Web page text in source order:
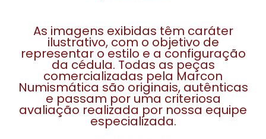
As imagens exibidas têm caráter
ilustrativo, com o objetivo de
representar o estilo e a configuração
da cédula. Todas as peças
comercializadas pela Marcon
Numismática são originais, autênticas
e passam por uma criteriosa
avaliação realizada por nossa equipe
especializada.